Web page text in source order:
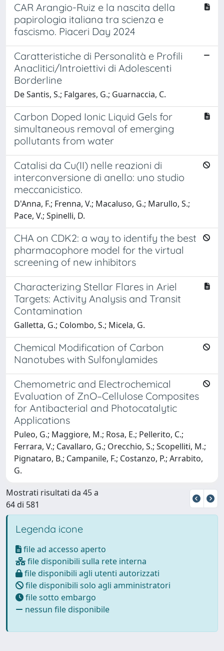
CAR Arangio-Ruiz e la nascita della
papirologia italiana tra scienza e
fascismo. Piaceri Day 2024
Caratteristiche di Personalità e Profili
Anaclitici/Introiettivi di Adolescenti
Borderline
De Santis, S.; Falgares, G.; Guarnaccia, C.
Carbon Doped Ionic Liquid Gels for
simultaneous removal of emerging
pollutants from water
Catalisi da Cu(II) nelle reazioni di
interconversione di anello: uno studio
meccanicistico.
D'Anna, F.; Frenna, V.; Macaluso, G.; Marullo, S.;
Pace, V.; Spinelli, D.
CHA on CDK2: a way to identify the best
pharmacophore model for the virtual
screening of new inhibitors
Characterizing Stellar Flares in Ariel
Targets: Activity Analysis and Transit
Contamination
Galletta, G.; Colombo, S.; Micela, G.
Chemical Modification of Carbon
Nanotubes with Sulfonylamides
Chemometric and Electrochemical
Evaluation of ZnO–Cellulose Composites
for Antibacterial and Photocatalytic
Applications
Puleo, G.; Maggiore, M.; Rosa, E.; Pellerito, C.;
Ferrara, V.; Cavallaro, G.; Orecchio, S.; Scopelliti, M.;
Pignataro, B.; Campanile, F.; Costanzo, P.; Arrabito,
G.
Mostrati risultati da 45 a
64 di 581
Legenda icone
file ad accesso aperto
file disponibili sulla rete interna
file disponibili agli utenti autorizzati
file disponibili solo agli amministratori
file sotto embargo
nessun file disponibile